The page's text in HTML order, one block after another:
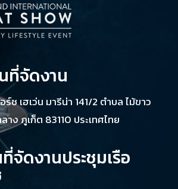
ที่จัดงาน
ร์ช เฮเว่น มารีน่า 141/2 ตำบล ไม้ขาว
าง ภูเก็ต 83110 ประเทศไทย
จัดงานประชุมเรือ